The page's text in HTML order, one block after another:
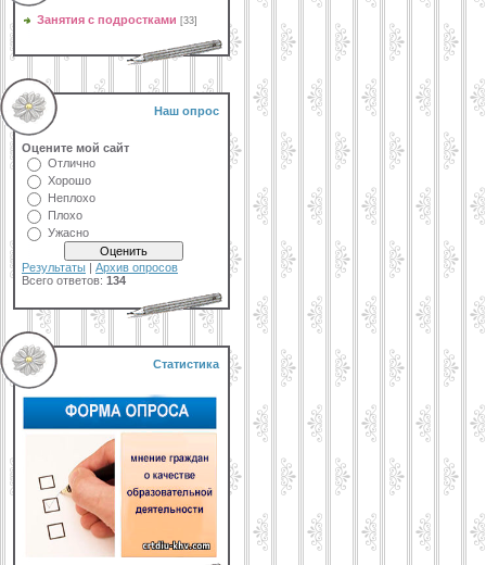
Занятия с подростками [33]
Наш опрос
Оцените мой сайт
Отлично
Хорошо
Неплохо
Плохо
Ужасно
Результаты | Архив опросов
Всего ответов: 134
Статистика